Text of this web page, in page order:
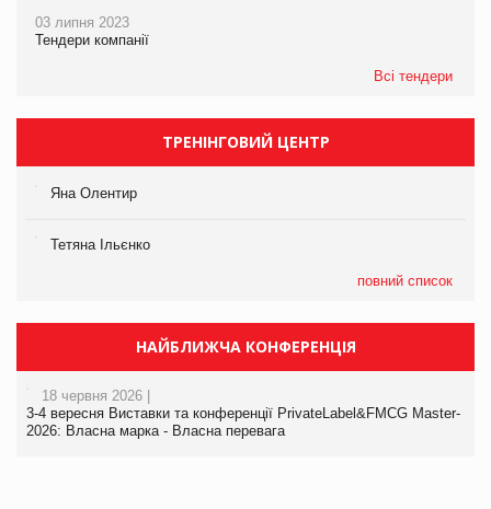
03 липня 2023
Тендери компанії
Всі тендери
ТРЕНІНГОВИЙ ЦЕНТР
Яна Олентир
Тетяна Ільєнко
повний список
НАЙБЛИЖЧА КОНФЕРЕНЦІЯ
18 червня 2026 |
3-4 вересня Виставки та конференції PrivateLabel&FMCG Master-
2026: Власна марка - Власна перевага